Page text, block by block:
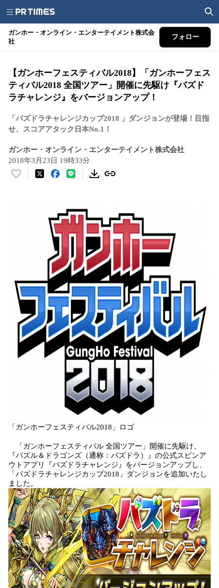
ガンホー・オンライン・エンターテイメント株式会
社
フォロー
【ガンホーフェスティバル2018】「ガンホーフェス
ティバル2018 全国ツアー」開催に先駆け『パズド
ラチャレンジ』をバージョンアップ！
「パズドラチャレンジカップ2018 」ダンジョンが登場！目指
せ、スコアアタック日本No.1！
ガンホー・オンライン・エンターテイメント株式会社
2018年3月23日 19時33分
い
中
で
す
「ガンホーフェスティバル2018」ロゴ
「ガンホーフェスティバル 全国ツアー」開催に先駆け、
『パズル＆ドラゴンズ（通称：パズドラ）』の公式スピンア
ウトアプリ『パズドラチャレンジ』をバージョンアップし、
「パズドラチャレンジカップ2018」ダンジョンを追加いたし
ました。